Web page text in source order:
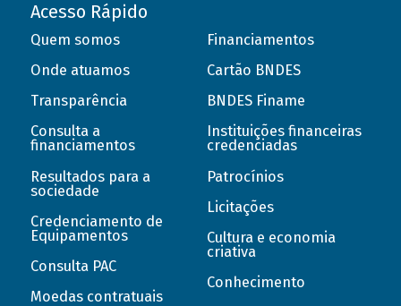
Acesso Rápido
Quem somos
Onde atuamos
Transparência
Consulta a
financiamentos
Resultados para a
sociedade
Credenciamento de
Equipamentos
Consulta PAC
Moedas contratuais
Financiamentos
Cartão BNDES
BNDES Finame
Instituições financeiras
credenciadas
Patrocínios
Licitações
Cultura e economia
criativa
Conhecimento